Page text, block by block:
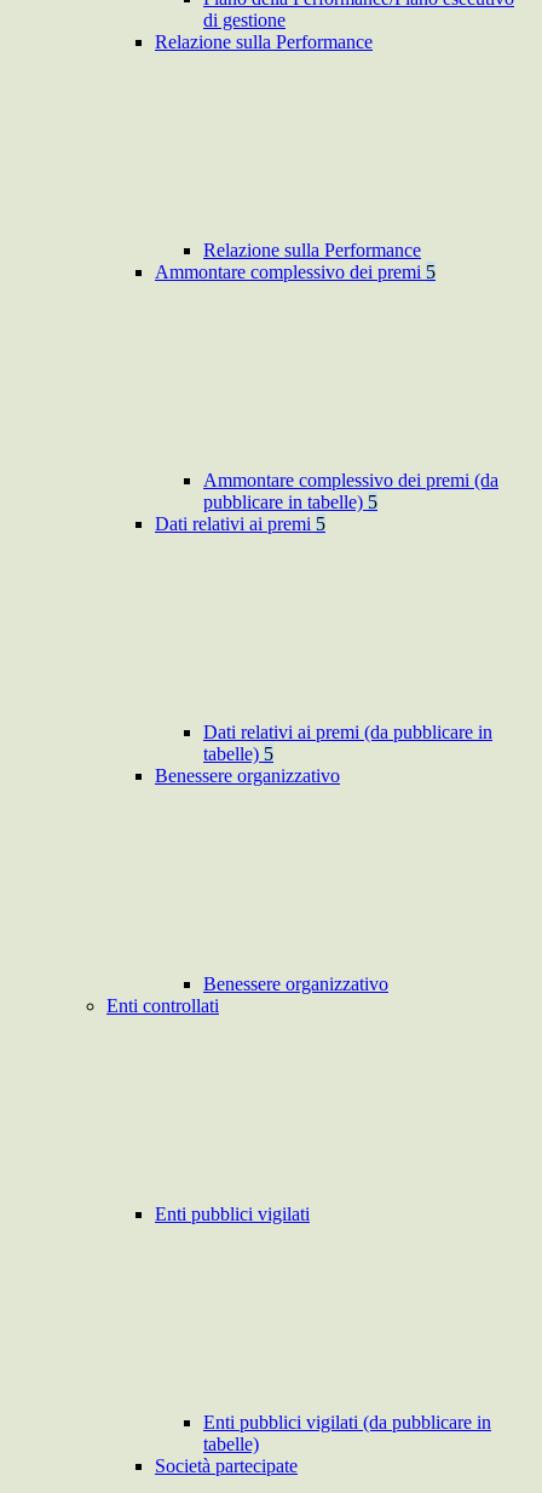
di gestione
Relazione sulla Performance
Relazione sulla Performance
Ammontare complessivo dei premi 5
Ammontare complessivo dei premi (da
pubblicare in tabelle) 5
Dati relativi ai premi 5
Dati relativi ai premi (da pubblicare in
tabelle) 5
Benessere organizzativo
Benessere organizzativo
Enti controllati
Enti pubblici vigilati
Enti pubblici vigilati (da pubblicare in
tabelle)
Società partecipate